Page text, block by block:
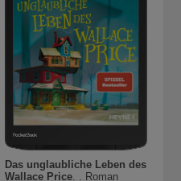
Das unglaubliche Leben des
Wallace Price. . Roman